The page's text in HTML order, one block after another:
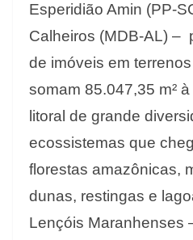
Esperidião Amin (PP-
Calheiros (MDB-AL) –
de imóveis em
somam 85.047,35 m²
litoral de grande
ecossistemas que
florestas amazônicas,
dunas, restingas e
Lençóis Maranhenses